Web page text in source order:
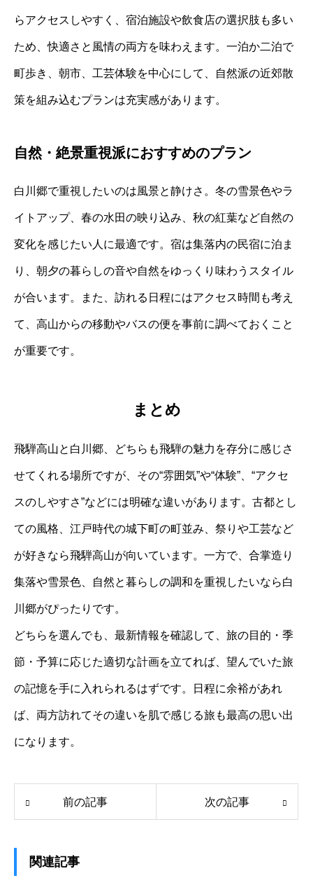
らアクセスしやすく、宿泊施設や飲食店の選択肢も多い
ため、快適さと風情の両方を味わえます。一泊か二泊で
町歩き、朝市、工芸体験を中心にして、自然派の近郊散
策を組み込むプランは充実感があります。
自然・絶景重視派におすすめのプラン
白川郷で重視したいのは風景と静けさ。冬の雪景色やラ
イトアップ、春の水田の映り込み、秋の紅葉など自然の
変化を感じたい人に最適です。宿は集落内の民宿に泊ま
り、朝夕の暮らしの音や自然をゆっくり味わうスタイル
が合います。また、訪れる日程にはアクセス時間も考え
て、高山からの移動やバスの便を事前に調べておくこと
が重要です。
まとめ
飛騨高山と白川郷、どちらも飛騨の魅力を存分に感じさ
せてくれる場所ですが、その“雰囲気”や“体験”、“アクセ
スのしやすさ”などには明確な違いがあります。古都とし
ての風格、江戸時代の城下町の町並み、祭りや工芸など
が好きなら飛騨高山が向いています。一方で、合掌造り
集落や雪景色、自然と暮らしの調和を重視したいなら白
川郷がぴったりです。
どちらを選んでも、最新情報を確認して、旅の目的・季
節・予算に応じた適切な計画を立てれば、望んでいた旅
の記憶を手に入れられるはずです。日程に余裕があれ
ば、両方訪れてその違いを肌で感じる旅も最高の思い出
になります。
前の記事 次の記事
関連記事